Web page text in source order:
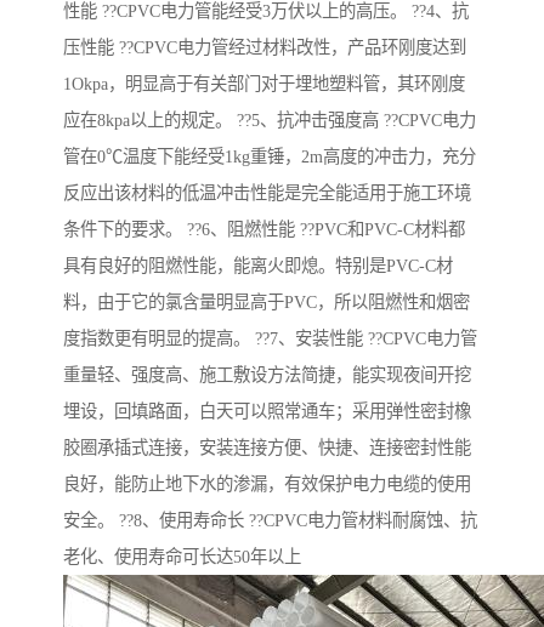
性能 ??CPVC电力管能经受3万伏以上的高压。 ??4、抗
压性能 ??CPVC电力管经过材料改性，产品环刚度达到
1Okpa，明显高于有关部门对于埋地塑料管，其环刚度
应在8kpa以上的规定。 ??5、抗冲击强度高 ??CPVC电力
管在0℃温度下能经受1kg重锤，2m高度的冲击力，充分
反应出该材料的低温冲击性能是完全能适用于施工环境
条件下的要求。 ??6、阻燃性能 ??PVC和PVC-C材料都
具有良好的阻燃性能，能离火即熄。特别是PVC-C材
料，由于它的氯含量明显高于PVC，所以阻燃性和烟密
度指数更有明显的提高。 ??7、安装性能 ??CPVC电力管
重量轻、强度高、施工敷设方法简捷，能实现夜间开挖
埋设，回填路面，白天可以照常通车；采用弹性密封橡
胶圈承插式连接，安装连接方便、快捷、连接密封性能
良好，能防止地下水的渗漏，有效保护电力电缆的使用
安全。 ??8、使用寿命长 ??CPVC电力管材料耐腐蚀、抗
老化、使用寿命可长达50年以上